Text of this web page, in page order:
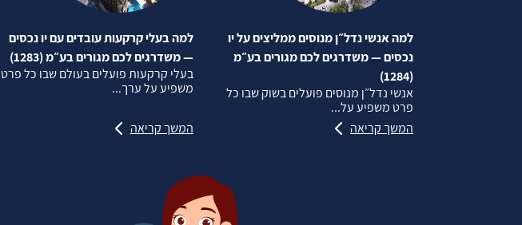
למה אנשי נדל״ן מנוסים ממליצים על יו
נכסים — משדרגים לכם מגורים בע״מ
(1284)
אנשי נדל״ן מנוסים פועלים בשוק שבו כל
פרט משפיע על...
המשך קריאה
למה בעלי קרקעות עובדים עם יו נכסים
— משדרגים לכם מגורים בע״מ (1283)
בעלי קרקעות פועלים בעולם שבו כל פרט
משפיע על ערך...
המשך קריאה